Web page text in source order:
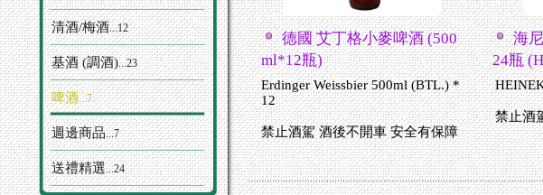
清酒/梅酒...12
基酒 (調酒)...23
啤酒...7
週邊商品...7
送禮精選...24
德國 艾丁格小麥啤酒 (500
ml*12瓶)
Erdinger Weissbier 500ml (BTL.) *
12
禁止酒駕 酒後不開車 安全有保障
海
24瓶
禁止酒